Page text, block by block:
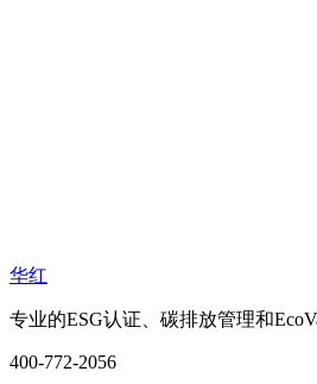
华红
专业的ESG认证、碳排放管理和
400-772-2056